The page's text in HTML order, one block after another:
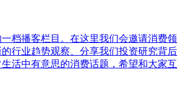
档播客栏目。在这里我们会邀请消费领
行业趋势观察、分享我们投资研究背后
活中有意思的消费话题，希望和大家互